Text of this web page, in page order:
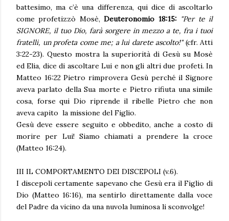
battesimo, ma c’è una differenza, qui dice di ascoltarlo
come profetizzò Mosè,Deuteronomio 18:15: "Per te il
SIGNORE, il tuo Dio, farà sorgere in mezzo a te, fra i tuoi
fratelli, un profeta come me; a lui darete ascolto!"(cfr. Atti
3:22-23). Questo mostra la superiorità di Gesù su Mosè
ed Elia, dice di ascoltare Lui e non gli altri due profeti. In
Matteo 16:22 Pietro rimprovera Gesù perché il Signore
aveva parlato della Sua morte e Pietro rifiuta una simile
cosa, forse qui Dio riprende il ribelle Pietro che non
aveva capito la missione del Figlio.
Gesù deve essere seguito e obbedito, anche a costo di
morire per Lui! Siamo chiamati a prendere la croce
(Matteo 16:24).
III IL COMPORTAMENTO DEI DISCEPOLI (v.6).
I discepoli certamente sapevano che Gesù era il Figlio di
Dio (Matteo 16:16), ma sentirlo direttamente dalla voce
del Padre da vicino da una nuvola luminosa li sconvolge!